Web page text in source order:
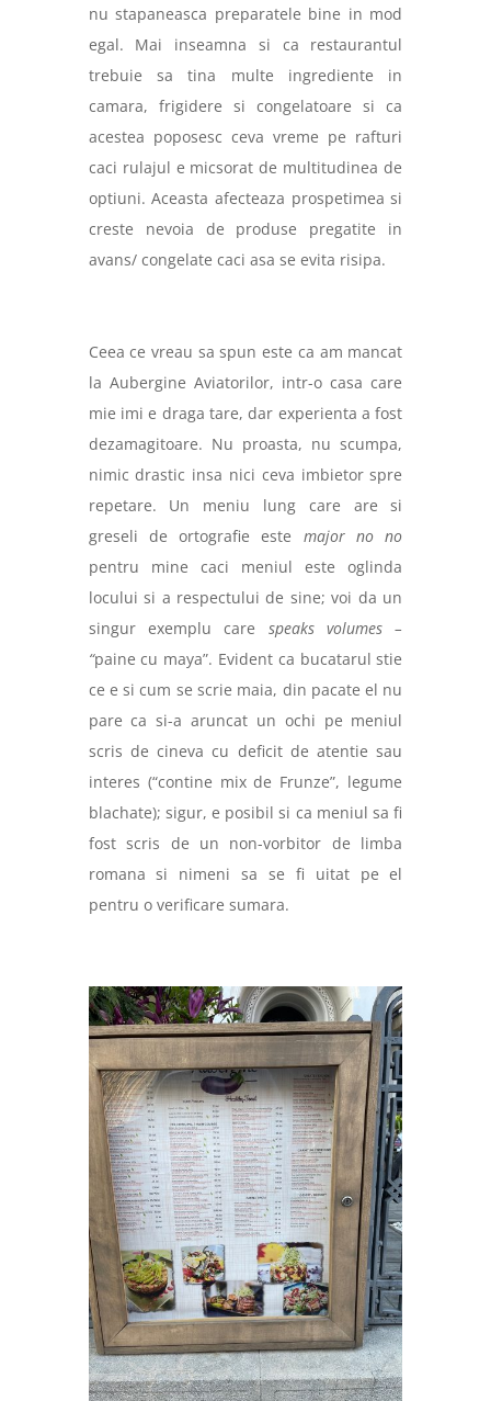
nu stapaneasca preparatele bine in mod
egal. Mai inseamna si ca restaurantul
trebuie sa tina multe ingrediente in
camara, frigidere si congelatoare si ca
acestea poposesc ceva vreme pe rafturi
caci rulajul e micsorat de multitudinea de
optiuni. Aceasta afecteaza prospetimea si
creste nevoia de produse pregatite in
avans/ congelate caci asa se evita risipa.
Ceea ce vreau sa spun este ca am mancat
la Aubergine Aviatorilor, intr-o casa care
mie imi e draga tare, dar experienta a fost
dezamagitoare. Nu proasta, nu scumpa,
nimic drastic insa nici ceva imbietor spre
repetare. Un meniu lung care are si
greseli de ortografie este major no no
pentru mine caci meniul este oglinda
locului si a respectului de sine; voi da un
singur exemplu care speaks volumes –
“paine cu maya”. Evident ca bucatarul stie
ce e si cum se scrie maia, din pacate el nu
pare ca si-a aruncat un ochi pe meniul
scris de cineva cu deficit de atentie sau
interes (“contine mix de Frunze”, legume
blachate); sigur, e posibil si ca meniul sa fi
fost scris de un non-vorbitor de limba
romana si nimeni sa se fi uitat pe el
pentru o verificare sumara.